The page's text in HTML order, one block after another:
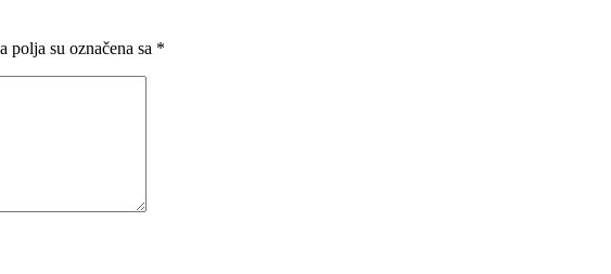
polja su označena sa *